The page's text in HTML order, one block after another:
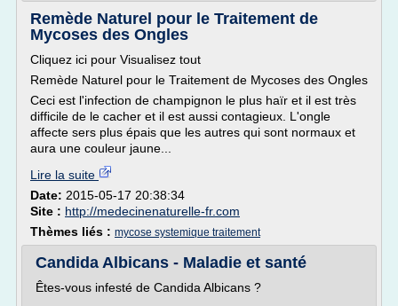
Remède Naturel pour le Traitement de
Mycoses des Ongles
Cliquez ici pour Visualisez tout
Remède Naturel pour le Traitement de Mycoses des Ongles
Ceci est l'infection de champignon le plus haïr et il est très
difficile de le cacher et il est aussi contagieux. L'ongle
affecte sers plus épais que les autres qui sont normaux et
aura une couleur jaune...
Lire la suite
Date: 2015-05-17 20:38:34
Site : http://medecinenaturelle-fr.com
Thèmes liés : mycose systemique traitement
Candida Albicans - Maladie et santé
Êtes-vous infesté de Candida Albicans ?